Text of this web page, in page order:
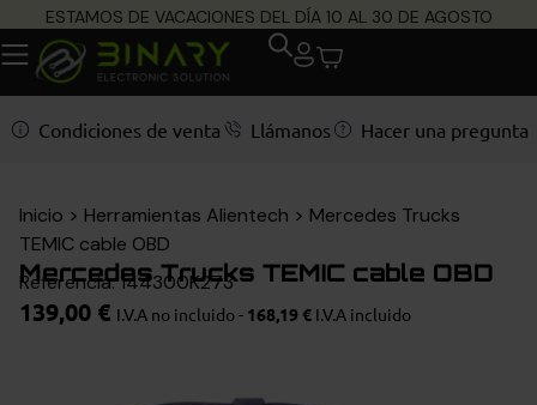
ESTAMOS DE VACACIONES DEL DÍA 10 AL 30 DE AGOSTO
Condiciones de venta Llámanos Hacer una pregunta
Inicio > Herramientas Alientech > Mercedes Trucks
TEMIC cable OBD
Mercedes Trucks TEMIC cable OBD
Referencia: 144300K273
139,00 € I.V.A no incluido - 168,19 € I.V.A incluido